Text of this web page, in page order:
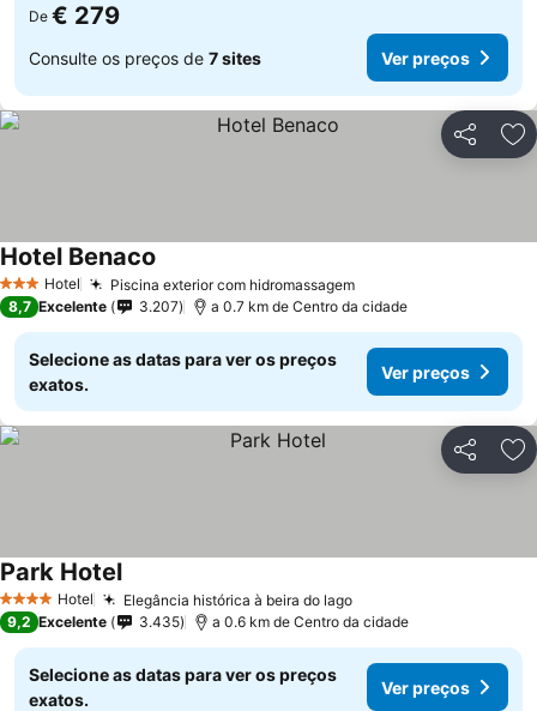
De € 279
Consulte os preços de 7 sites Ver preços
Partilhar
3 EstrelasHotel Piscina exterior com hidromassagemVer preços
Hotel Benaco
8,7 Excelente 3.207 a 0.7 km de Centro da cidade
Selecione as datas para ver os preços
exatos.
Ver preços
Partilhar
4 EstrelasHotel Elegância histórica à beira do lagoVer preços
Park HotelVer preços
9,2 Excelente 3.435 a 0.6 km de Centro da cidade
Selecione as datas para ver os preços
exatos.
Ver preços